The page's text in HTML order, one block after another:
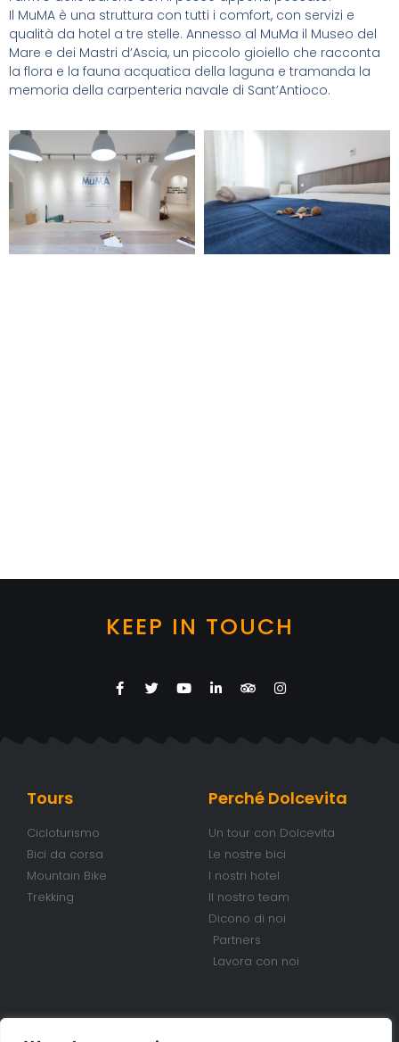
Il MuMA è una struttura con tutti i comfort, con servizi e
qualità da hotel a tre stelle. Annesso al MuMa il Museo del
Mare e dei Mastri d’Ascia, un piccolo gioiello che racconta
la flora e la fauna acquatica della laguna e tramanda la
memoria della carpenteria navale di Sant’Antioco.
KEEP IN TOUCH
Tours
Cicloturismo
Bici da corsa
Mountain Bike
Trekking
Perché Dolcevita
Un tour con Dolcevita
Le nostre bici
I nostri hotel
Il nostro team
Dicono di noi
Partners
Lavora con noi